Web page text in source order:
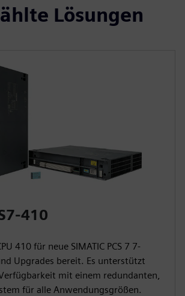
Lösungen
410
410 für neue SIMATIC PCS 7 7-
Upgrades bereit. Es unterstützt
mit einem redundanten,
für alle Anwendungsgrößen.